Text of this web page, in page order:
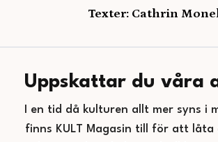
Texter: Cathrin
Uppskattar du våra
I en tid då kulturen allt mer syns i
finns KULT Magasin till för att låta